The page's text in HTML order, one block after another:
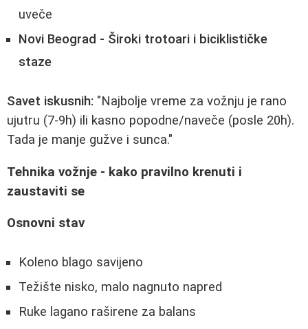
uveče
Novi Beograd - Široki trotoari i biciklističke
staze
Savet iskusnih: "Najbolje vreme za vožnju je rano
ujutru (7-9h) ili kasno popodne/naveče (posle 20h).
Tada je manje gužve i sunca."
Tehnika vožnje - kako pravilno krenuti i
zaustaviti se
Osnovni stav
Koleno blago savijeno
Težište nisko, malo nagnuto napred
Ruke lagano raširene za balans